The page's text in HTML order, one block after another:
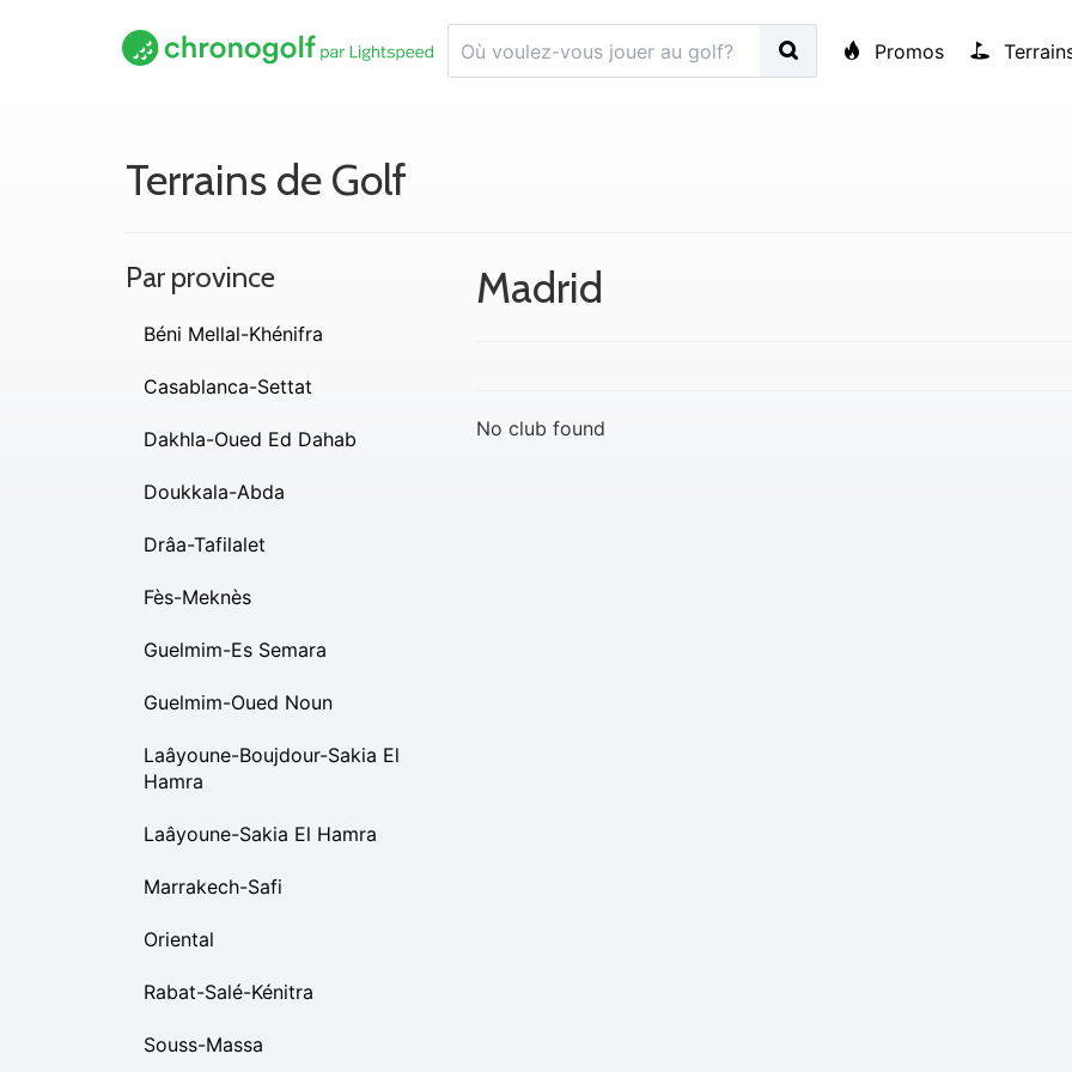
Promos
Terrains de Golf
Madrid
No club found
Par province
Béni Mellal-Khénifra
Casablanca-Settat
Dakhla-Oued Ed Dahab
Doukkala-Abda
Drâa-Tafilalet
Fès-Meknès
Guelmim-Es Semara
Guelmim-Oued Noun
Laâyoune-Boujdour-Sakia El
Hamra
Laâyoune-Sakia El Hamra
Marrakech-Safi
Oriental
Rabat-Salé-Kénitra
Souss-Massa